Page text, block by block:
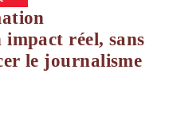
réel, sans
le journalisme